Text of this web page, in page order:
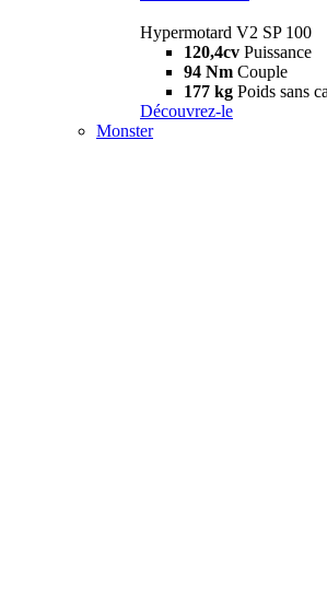
Hypermotard V2 SP 100
120,4cv Puissance
94 Nm Couple
177 kg Poids sans
Découvrez-le
Monster